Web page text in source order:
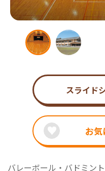
スライド
お気
バレーボール・バドミン